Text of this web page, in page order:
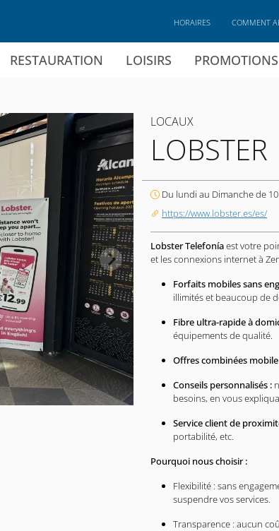
RESTAURATION LOISIRS PROMOTIONS
HORAIRES COMMENT
LOCAUX
LOBSTER
Du lundi au Dimanche de
https://www.lobster.es/es/
Lobster Telefoníaest votre
et les connexions internet à
Forfaits mobiles sans
illimités et beaucoup de
Fibre ultra-rapide à
équipements de qualité.
Offres combinées
Conseils personnalisés :
besoins, en vous
Service client de
portabilité, etc.
Pourquoi nous choisir :
Flexibilité : sans
suspendre vos services.
Transparence : aucun